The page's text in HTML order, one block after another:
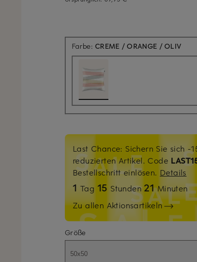
Farbe:CREME / ORANGE / OLIV
Last Chance: Sichern Sie sich -
reduzierten Artikel. Code
Bestellschritt einlösen. Details
1 Tag 15 Stunden21Minuten
Zu allen Aktionsartikeln
Größe
50x50